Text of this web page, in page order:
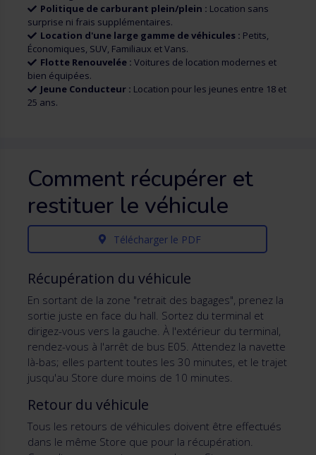
Politique de carburant plein/plein : Location sans
surprise ni frais supplémentaires.
Location d'une large gamme de véhicules : Petits,
Économiques, SUV, Familiaux et Vans.
Flotte Renouvelée : Voitures de location modernes et
bien équipées.
Jeune Conducteur : Location pour les jeunes entre 18 et
25 ans.
Comment récupérer et
restituer le véhicule
Télécharger le PDF
Récupération du véhicule
En sortant de la zone "retrait des bagages", prenez la
sortie juste en face du hall. Sortez du terminal et
dirigez-vous vers la gauche. À l'extérieur du terminal,
rendez-vous à l'arrêt de bus E05. Attendez la navette
là-bas; elles partent toutes les 30 minutes, et le trajet
jusqu'au Store dure moins de 10 minutes.
Retour du véhicule
Tous les retours de véhicules doivent être effectués
dans le même Store que pour la récupération.